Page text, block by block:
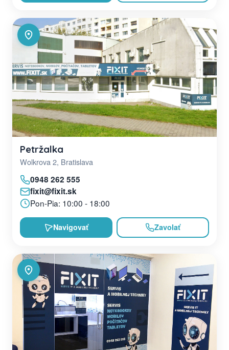
Petržalka
Wolkrova 2, Bratislava
0948 262 555
fixit@fixit.sk
Pon-Pia: 10:00 - 18:00
Navigovať Zavolať